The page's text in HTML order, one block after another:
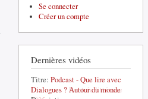
Se connecter
Créer un compte
Dernières vidéos
Titre: Podcast - Que lire avec
Dialogues ? Autour du monde